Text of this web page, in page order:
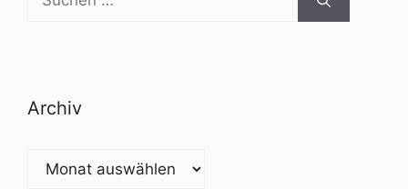
nach:
Archiv
Archiv